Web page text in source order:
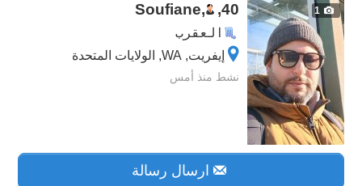
1
Soufiane, ,40
العقرب
إيفريت, WA, الولايات المتحدة
نشط منذ أمس
ارسال رسالة